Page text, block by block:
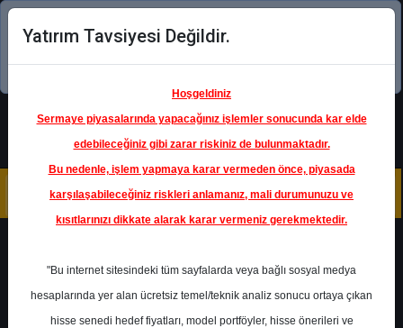
Şimdi uygulamayı indirin!
Ana Sayfa
Raporlar
Yatırım Tavsiyesi Değildir.
Hoşgeldiniz
Sermaye piyasalarında yapacağınız işlemler sonucunda kar elde
edebileceğiniz gibi zarar riskiniz de bulunmaktadır.
Bu nedenle, işlem yapmaya karar vermeden önce, piyasada
karşılaşabileceğiniz riskleri anlamanız, mali durumunuzu ve
kısıtlarınızı dikkate alarak karar vermeniz gerekmektedir.
"Bu internet sitesindeki tüm sayfalarda veya bağlı sosyal medya
hesaplarında yer alan ücretsiz temel/teknik analiz sonucu ortaya çıkan
hisse senedi hedef fiyatları, model portföyler, hisse önerileri ve